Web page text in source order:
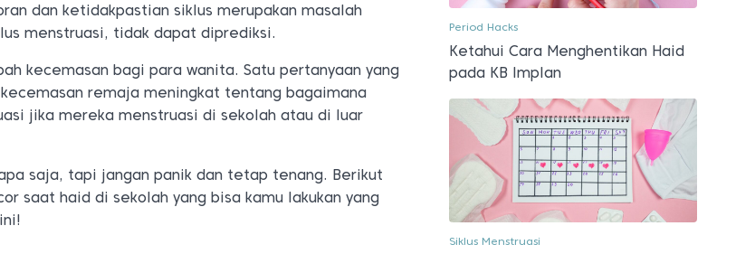
dan ketidakpastian siklus merupakan masalah
menstruasi, tidak dapat diprediksi.
kecemasan bagi para wanita. Satu pertanyaan yang
remaja meningkat tentang bagaimana
jika mereka menstruasi di sekolah atau di luar
saja, tapi jangan panik dan tetap tenang. Berikut
saat haid di sekolah yang bisa kamu lakukan yang
Period Hacks
Ketahui Cara Menghentikan Haid
pada KB Implan
Siklus Menstruasi